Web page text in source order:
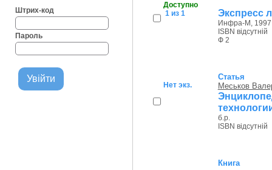
Штрих-код
Пароль
Доступно
1 из 1
Экспресс
Инфра-М, 1997
ISBN відсутній
Ф 2
Нет экз.
Статья
Меськов
б.р.
ISBN відсутній
Книга